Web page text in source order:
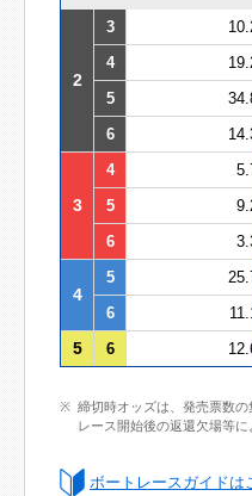
2
3
4
5
6
3
4
5
6
4
5
6
5 6
締切時オッズは、発売票数
レース開始後の返還欠場等に
ボートレースガイドは